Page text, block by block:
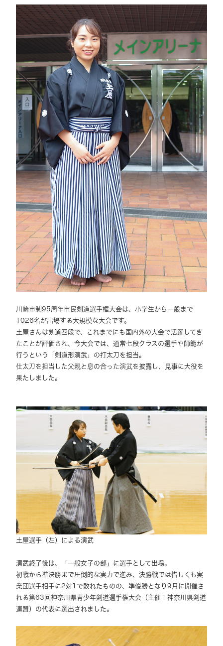
川崎市制95周年市民剣道選手権大会は、小学生から一般まで
1026名が出場する大規模な大会です。
土屋さんは剣道四段で、これまでにも国内外の大会で活躍してき
たことが評価され、今大会では、通常七段クラスの選手や師範が
行うという「剣道形演武」の打太刀を担当。
仕太刀を担当した父親と息の合った演武を披露し、見事に大役を
果たしました。
土屋選手（左）による演武
演武終了後は、「一般女子の部」に選手として出場。
初戦から準決勝まで圧倒的な実力で進み、決勝戦では惜しくも実
業団選手相手に2対1で敗れたものの、準優勝となり9月に開催さ
れる第63回神奈川県青少年剣道選手権大会（主催：神奈川県剣道
連盟）の代表に選出されました。